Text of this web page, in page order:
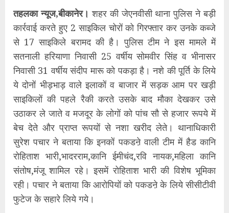
तहलका न्यूज,बीकानेर। शहर की जेएनवीसी थाना पुलिस ने बड़ी
कार्रवाई करते हुए 2 साइकिल चोरों को गिरफ्तार कर उनके कब्जे
से 17 साइकिले बरामद की है। पुलिस टीम ने इस मामले में
सतनाली हरियाणा निवासी 25 वर्षीय सोमवीर सिंह व भीनासर
निवासी 31 वर्षीय संदीप मारू को पकड़ा है। नशे की पूर्ति के लिये
ये दोनों भीड़भाड़ वाले इलाकों व बाजार में सड़क आम पर खड़ी
साइकिलों की पहले रैकी करते उसके बाद मौका देखकर उसे
उठाकर ले जाते व मजदूर के लोगों को पांच सौ से हजार रूपये में
बेच देते और प्राप्त रूपयों से नशा खरीद लेते। थानाधिकारी
सुरेश पचार ने बताया कि इनकों पकडऩे वाली टीम में हैड कानि
रोहिताश भारी,भादरराम,कानि ईमीचंद,रवि नायक,महिला कानि
संतोष,मंजू शामिल रहे। इसमें रोहिताश भारी की विशेष भूमिका
रही। पचार ने बताया कि आरोपियों को पकडऩे के लिये सीसीटीवी
फुटेज के सहारे लिये गये।